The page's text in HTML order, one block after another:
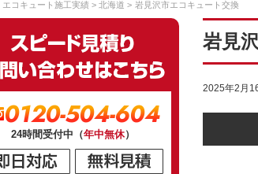
エコキュート施工実績 北海道 岩見沢市エコキュート交換
岩見
2025年2月
0120-504-604
24時間受付中（年中無休）